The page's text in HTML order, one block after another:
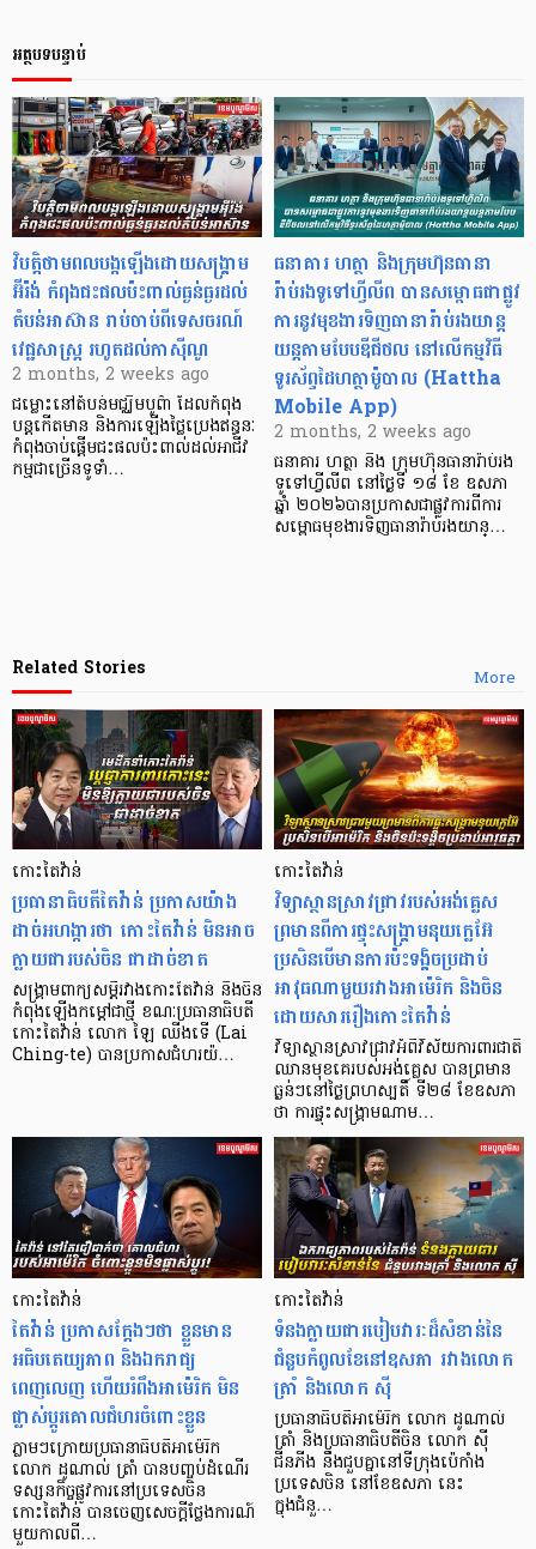
អត្ថបទបន្ទាប់
វិបត្តិថាមពលបង្កឡើងដោយសង្គ្រាម
អ៊ីរ៉ង់ កំពុងជះផលប៉ះពាល់ធ្ងន់ធ្ងរដល់
តំបន់អាស៊ាន រាប់ចាប់ពីទេសចរណ៍
វេជ្ជសាស្រ្ត រហូតដល់កាស៊ីណូ
2 months, 2 weeks ago
ជម្លោះនៅតំបន់​មជ្ឈិមបូព៌ា ​ដែល​កំពុង​
បន្ត​កើតមាន និង​ការឡើងថ្លៃប្រេង​​ឥន្ធនៈ
កំពុង​ចាប់ផ្តើមជះ​ផល​​ប៉ះពាល់​ដល់​អាជីវ
កម្ម​ជាច្រើន​ទូទាំ…
ធនាគារ ហត្ថា និងក្រុមហ៊ុនធានា
រ៉ាប់រងទូទៅហ្វីលីព បានសម្ពោធជាផ្លូវ
ការនូវមុខងារទិញធានារ៉ាប់រងយាន្ត
យន្តតាមបែបឌីជីថល នៅលើកម្មវិធី
ទូរស័ព្ទដៃហត្ថាម៉ូបាល (Hattha
Mobile App)
2 months, 2 weeks ago
ធនាគារ ហត្ថា និង ក្រុមហ៊ុនធានារ៉ាប់រង
ទូទៅហ្វីលីព នៅថ្ងៃទី ១៨ ខែ ឧសភា
ឆ្នាំ ២០២៦បានប្រកាសជាផ្លូវការពីការ
សម្ពោធមុខងារទិញធានារ៉ាប់រងយាន្…
More
Related Stories
កោះតៃវ៉ាន់
ប្រធានាធិបតីតៃវ៉ាន់ ប្រកាស​យ៉ាង
ដាច់អហង្ការថា ​កោះតៃវ៉ាន់ ​មិន​អាច
ក្លាយជារបស់​ចិន ជាដាច់ខាត
សង្គ្រាមពាក្យសម្តីរវាង​កោះតៃវ៉ាន់ និងចិន
កំពុងឡើងកម្តៅជាថ្មី ខណៈប្រធានាធិបតី​
កោះតៃវ៉ាន់ លោក ឡៃ ឈីងទើ (Lai
Ching-te)​ បានប្រកាសជំហរយ៉…
កោះតៃវ៉ាន់
វិទ្យាស្ថានស្រាវជ្រាវរបស់​អង់គ្លេស
ព្រមាន​ពីការផ្ទុះសង្គ្រាមនុយក្លេអ៊ែ
ប្រសិនបើមានការប៉ះទង្គិចប្រដាប់
អាវុធណាមួយរវាងអាម៉េរិក និងចិន
ដោយសាររឿងកោះតៃវ៉ាន់
វិទ្យាស្ថានស្រាវជ្រាវអំពីវិស័យការពារជាតិ
ឈានមុខគេ​របស់​អង់គ្លេស បានព្រមាន​
ធ្ងន់ៗ​នៅ​ថ្ងៃព្រហស្បតិ៍ ទី២៨ ខែឧសភា ​​
ថា ការផ្ទុះ​សង្គ្រាម​ណាម…
កោះតៃវ៉ាន់
​តៃវ៉ាន់ ប្រកាសក្តែងៗថា ខ្លួនមាន
អធិបតេយ្យភាព និងឯករាជ្យ
ពេញលេញ ហើយរំពឹងអាម៉េរិក មិន
ផ្លាស់ប្តូរគោលជំហរចំពោះខ្លួន
ភ្លាមៗក្រោយប្រធានាធិបតីអាម៉េរិក
លោក ដូណាល់ ត្រាំ បានបញ្ចប់ដំណើរ
ទស្សនកិច្ចផ្លូវការនៅប្រទេសចិន
កោះតៃវ៉ាន់ បានចេញសេចក្តីថ្លែងការណ៍
មួយកាលពី…
កោះតៃវ៉ាន់
ទំនងក្លាយជារបៀបវារៈដ៏សំខាន់នៃ
ជំនួបកំពូលខែនៅឧសភា រវាងលោក
ត្រាំ និងលោក ស៊ី
ប្រធានាធិបតីអាម៉េរិក លោក ដូណាល់
ត្រាំ និងប្រធានាធិបតីចិន លោក ស៊ី
ជីនភីង នឹងជួបគ្នានៅទីក្រុងប៉េកាំង
ប្រទេសចិន នៅខែឧសភា នេះ
ក្នុងជំនួ…